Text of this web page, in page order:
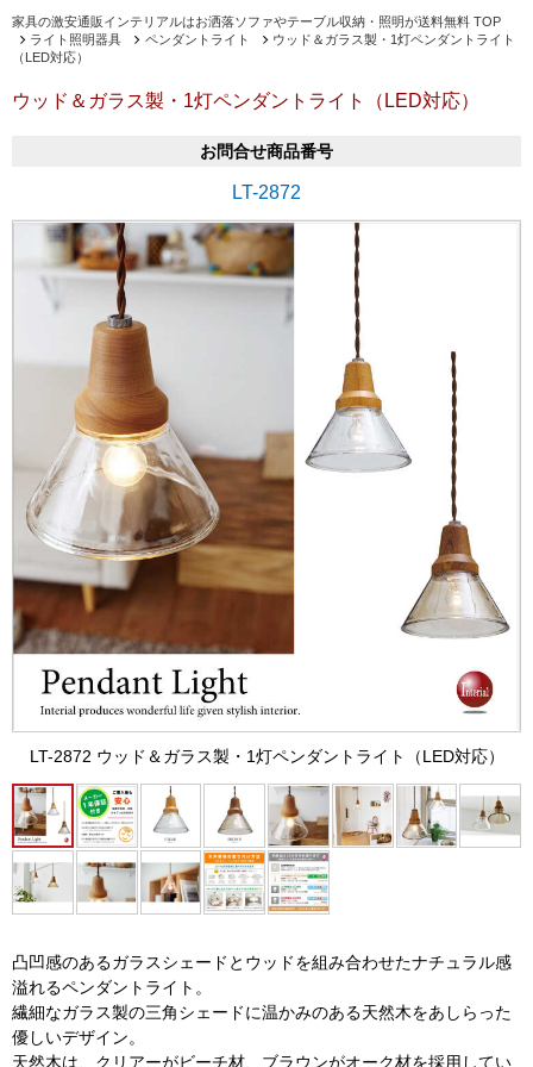
家具の激安通販インテリアルはお洒落ソファやテーブル収納・照明が送料無料 TOP
ライト照明器具
ペンダントライト
ウッド＆ガラス製・1灯ペンダントライト
（LED対応）
ウッド＆ガラス製・1灯ペンダントライト（LED対応）
お問合せ商品番号
LT-2872
LT-2872 ウッド＆ガラス製・1灯ペンダントライト（LED対応）
凸凹感のあるガラスシェードとウッドを組み合わせたナチュラル感
溢れるペンダントライト。
繊細なガラス製の三角シェードに温かみのある天然木をあしらった
優しいデザイン。
天然木は、クリアーがビーチ材、ブラウンがオーク材を採用してい